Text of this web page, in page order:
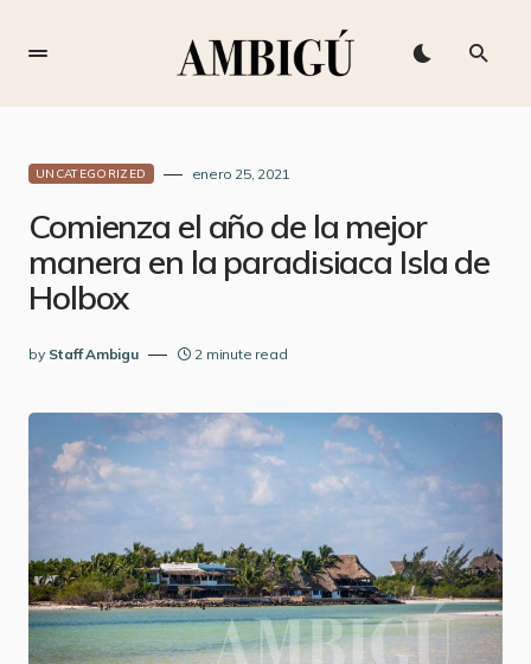
UNCATEGORIZED enero 25, 2021
Comienza el año de la mejor
manera en la paradisiaca Isla de
Holbox
by Staff Ambigu 2 minute read